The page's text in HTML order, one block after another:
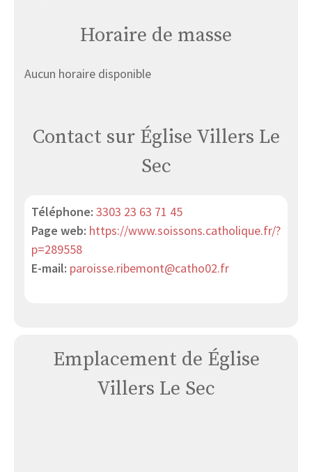
Horaire de masse
Aucun horaire disponible
Contact sur Église Villers Le
Sec
Téléphone: 3303 23 63 71 45
Page web: https://www.soissons.catholique.fr/?
p=289558
E-mail: paroisse.ribemont@catho02.fr
Emplacement de Église
Villers Le Sec